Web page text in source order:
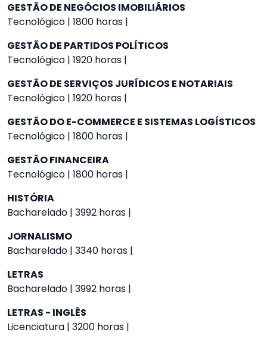
GESTÃO DE NEGÓCIOS IMOBILIÁRIOS
Tecnológico | 1800 horas |
GESTÃO DE PARTIDOS POLÍTICOS
Tecnológico | 1920 horas |
GESTÃO DE SERVIÇOS JURÍDICOS E NOTARIAIS
Tecnológico | 1920 horas |
GESTÃO DO E-COMMERCE E SISTEMAS LOGÍSTICOS
Tecnológico | 1800 horas |
GESTÃO FINANCEIRA
Tecnológico | 1800 horas |
HISTÓRIA
Bacharelado | 3992 horas |
JORNALISMO
Bacharelado | 3340 horas |
LETRAS
Bacharelado | 3992 horas |
LETRAS - INGLÊS
Licenciatura | 3200 horas |